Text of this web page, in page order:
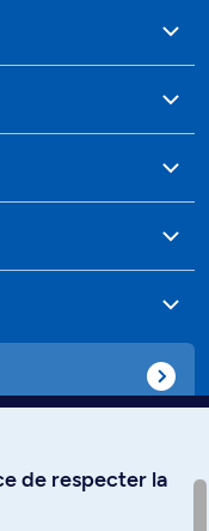
de respecter la